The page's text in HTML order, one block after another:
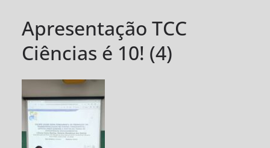
Educação
de
Cubatão
Apresentação TCC
Ciências é 10! (4)